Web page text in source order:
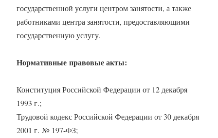
государственной услуги центром занятости, а также
работниками центра занятости, предоставляющими
государственную услугу.
Нормативные правовые акты:
Конституция Российской Федерации от 12 декабря
1993 г.;
Трудовой кодекс Российской Федерации от 30 декабря
2001 г.№ 197-ФЗ;